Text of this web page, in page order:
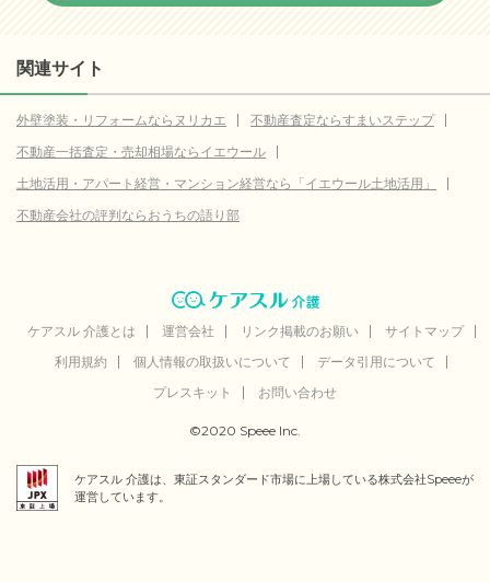
関連サイト
外壁塗装・リフォームならヌリカエ
不動産査定ならすまいステップ
不動産一括査定・売却相場ならイエウール
土地活用・アパート経営・マンション経営なら「イエウール土地活用」
不動産会社の評判ならおうちの語り部
ケアスル 介護とは 運営会社 リンク掲載のお願い
サイトマップ
利用規約
個人情報の取扱いについて
データ引用について
プレスキット
お問い合わせ
©2020 Speee Inc.
ケアスル 介護は、東証スタンダード市場に上場している株式会社Speeeが
運営しています。